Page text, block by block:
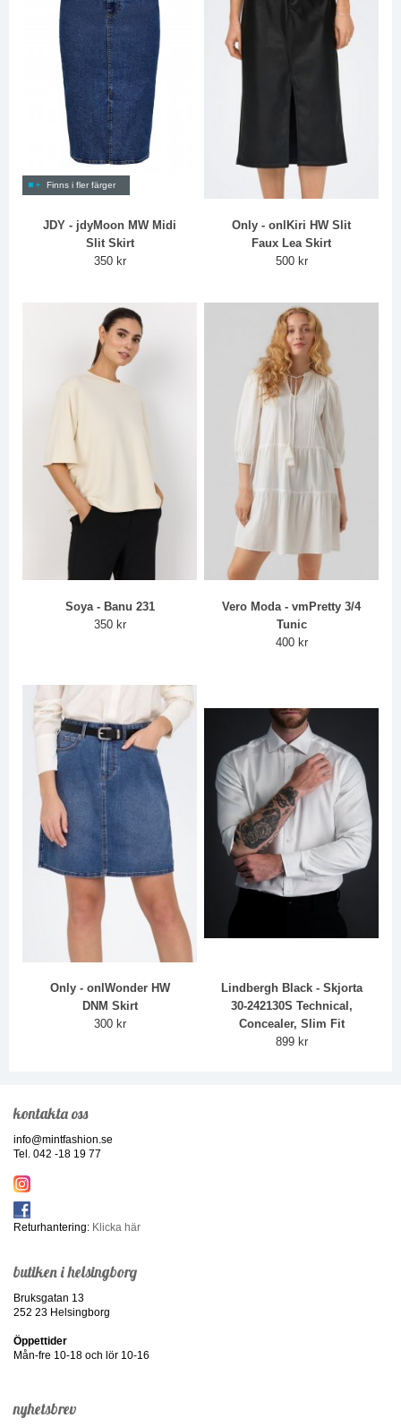
Finns i fler färger
JDY - jdyMoon MW Midi
Slit Skirt
350 kr
Only - onlKiri HW Slit
Faux Lea Skirt
500 kr
Soya - Banu 231
350 kr
Vero Moda - vmPretty 3/4
Tunic
400 kr
Only - onlWonder HW
DNM Skirt
300 kr
Lindbergh Black - Skjorta
30-242130S Technical,
Concealer, Slim Fit
899 kr
kontakta oss
info@mintfashion.se
Tel. 042 -18 19 77
Returhantering: Klicka här
butiken i helsingborg
Bruksgatan 13
252 23 Helsingborg
Öppettider
Mån-fre 10-18 och lör 10-16
nyhetsbrev